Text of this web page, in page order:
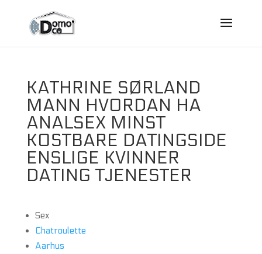
KATHRINE SØRLAND
MANN HVORDAN HA
ANALSEX MINST
KOSTBARE DATINGSIDE
ENSLIGE KVINNER
DATING TJENESTER
Sex
Chatroulette
Aarhus